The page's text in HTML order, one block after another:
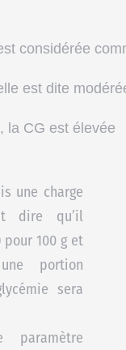
considérée
est dite
, la CG est élevée
une charge
dire qu’il
100 g et
portion
sera